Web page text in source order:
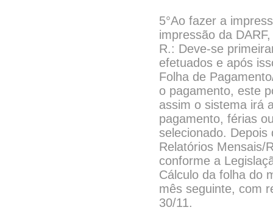
5°Ao fazer a
impressão da
R.: Deve-se
efetuados e após
Folha de
o pagamento, este
assim o sistema irá
pagamento, férias
selecionado.
Relatórios Mensais/
conforme a
Cálculo da folha do
mês seguinte, com
30/11.